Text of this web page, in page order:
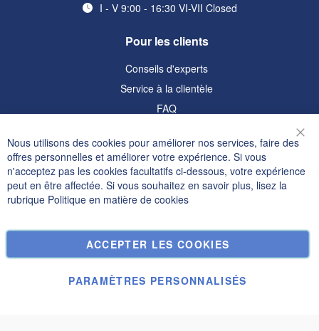
I - V 9:00 - 16:30 VI-VII Closed
Pour les clients
Conseils d'experts
Service à la clientèle
FAQ
Informations
Politique de confidentialité et cookies
Termes de recherche
Commandes et retours
Nous contacter
Nous utilisons des cookies pour améliorer nos services, faire des
offres personnelles et améliorer votre expérience. Si vous
n'acceptez pas les cookies facultatifs ci-dessous, votre expérience
peut en être affectée. Si vous souhaitez en savoir plus, lisez la
rubrique Politique en matière de cookies
ACCEPTER LES COOKIES
PARAMÈTRES PERSONNALISÉS